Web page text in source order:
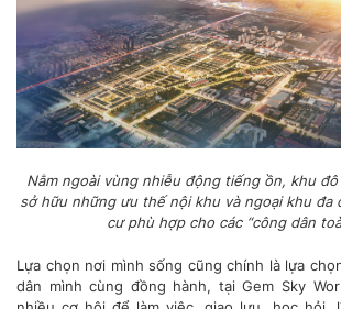
Nằm ngoài vùng nhiễu động tiếng ồn, khu đô
sở hữu những ưu thế nội khu và ngoại khu đa
cư phù hợp cho các “công dân
Lựa chọn nơi mình sống cũng chính là lựa
dân mình cùng đồng hành, tại Gem Sky